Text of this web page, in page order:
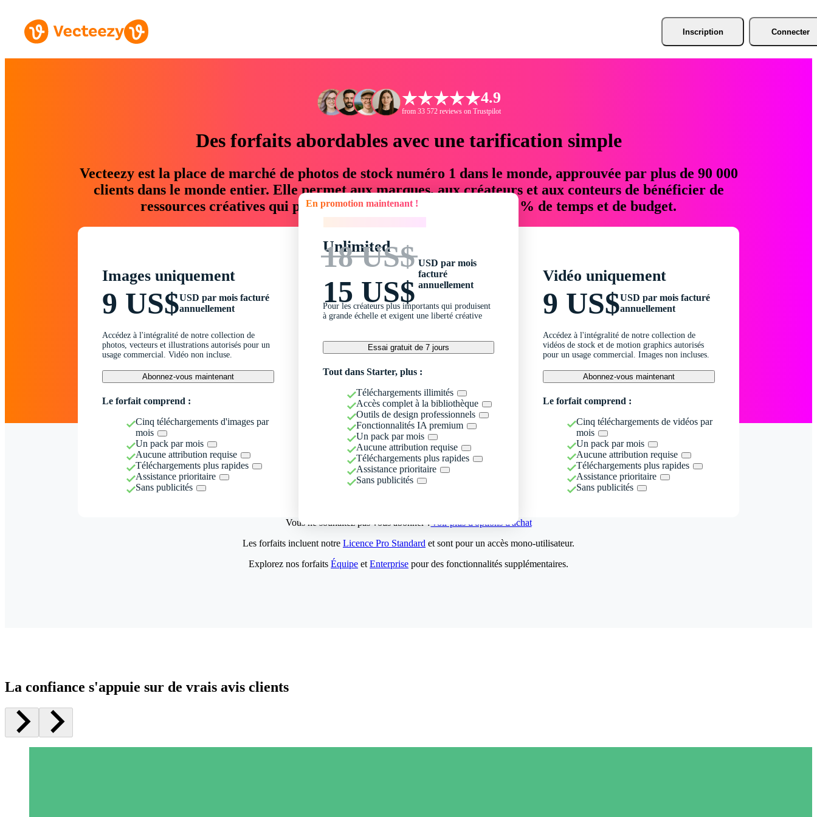
Inscription Connecter
4.9
from 33 572 reviews on Trustpilot
Des forfaits abordables avec une tarification simple
Vecteezy est la place de marché de photos de stock numéro 1 dans le monde, approuvée par plus de 90 000
clients dans le monde entier. Elle permet aux marques, aux créateurs et aux conteurs de bénéficier de
ressources créatives qui permettent d'économiser jusqu'à 76 % de temps et de budget.
Images uniquement
9 US$USD par mois facturé
annuellement
Accédez à l'intégralité de notre collection de
photos, vecteurs et illustrations autorisés pour un
usage commercial. Vidéo non incluse.
Abonnez-vous maintenant
Le forfait comprend :
Cinq téléchargements d'images par
mois
Un pack par mois
Aucune attribution requise
Téléchargements plus rapides
Assistance prioritaire
Sans publicités
En promotion maintenant !
Unlimited
18 US$
15 US$
USD par mois
facturé
annuellement
Pour les créateurs plus importants qui produisent
à grande échelle et exigent une liberté créative
Essai gratuit de 7 jours
Tout dans Starter, plus :
Téléchargements illimités
Accès complet à la bibliothèque
Outils de design professionnels
Fonctionnalités IA premium
Un pack par mois
Aucune attribution requise
Téléchargements plus rapides
Assistance prioritaire
Sans publicités
Vidéo uniquement
9 US$USD par mois facturé
annuellement
Accédez à l'intégralité de notre collection de
vidéos de stock et de motion graphics autorisés
pour un usage commercial. Images non incluses.
Abonnez-vous maintenant
Le forfait comprend :
Cinq téléchargements de vidéos par
mois
Un pack par mois
Aucune attribution requise
Téléchargements plus rapides
Assistance prioritaire
Sans publicités
Vous ne souhaitez pas vous abonner ?Voir plus d'options d'achat
Les forfaits incluent notre Licence Pro Standard et sont pour un accès mono-utilisateur.
Explorez nos forfaits Équipe et Enterprise pour des fonctionnalités supplémentaires.
La confiance s'appuie sur de vrais avis clients